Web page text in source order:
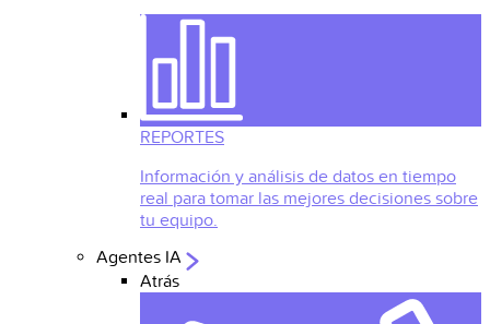
REPORTES
Información y análisis de datos en tiempo
real para tomar las mejores decisiones sobre
tu equipo.
Agentes IA
Atrás